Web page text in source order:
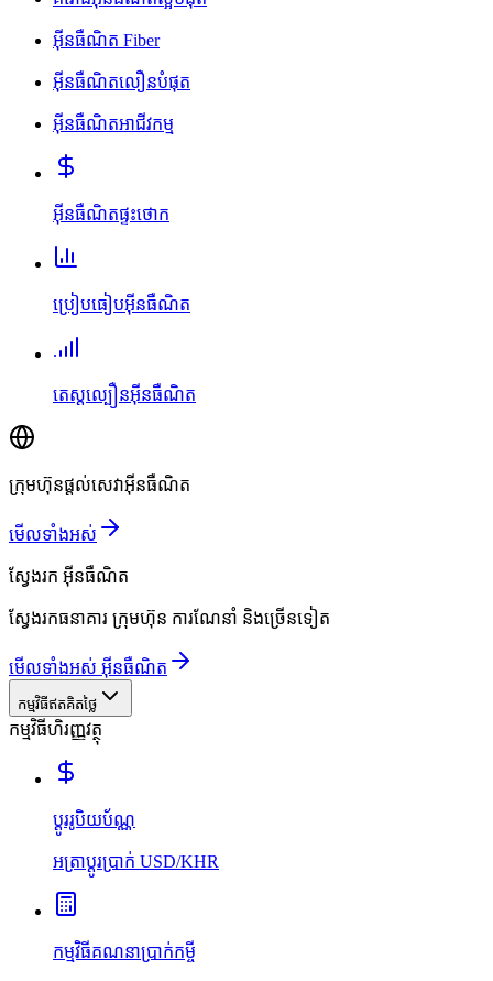
អ៊ីនធឺណិត Fiber
អ៊ីនធឺណិតលឿនបំផុត
អ៊ីនធឺណិតអាជីវកម្ម
អ៊ីនធឺណិតផ្ទះថោក
ប្រៀបធៀបអ៊ីនធឺណិត
តេស្តល្បឿនអ៊ីនធឺណិត
ក្រុមហ៊ុនផ្តល់សេវាអ៊ីនធឺណិត
មើលទាំងអស់
ស្វែងរក អ៊ីនធឺណិត
ស្វែងរកធនាគារ ក្រុមហ៊ុន ការណែនាំ និងច្រើនទៀត
មើលទាំងអស់ អ៊ីនធឺណិត
កម្មវិធីឥតគិតថ្លៃ
កម្មវិធីហិរញ្ញវត្ថុ
ប្ដូររូបិយប័ណ្ណ
អត្រាប្ដូរប្រាក់ USD/KHR
កម្មវិធីគណនាប្រាក់កម្ចី